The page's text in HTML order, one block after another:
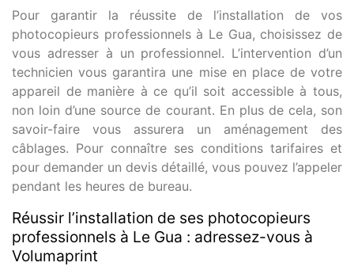
Pour garantir la réussite de l’installation de vos
photocopieurs professionnels à Le Gua, choisissez de
vous adresser à un professionnel. L’intervention d’un
technicien vous garantira une mise en place de votre
appareil de manière à ce qu’il soit accessible à tous,
non loin d’une source de courant. En plus de cela, son
savoir-faire vous assurera un aménagement des
câblages. Pour connaître ses conditions tarifaires et
pour demander un devis détaillé, vous pouvez l’appeler
pendant les heures de bureau.
Réussir l’installation de ses photocopieurs
professionnels à Le Gua : adressez-vous à
Volumaprint